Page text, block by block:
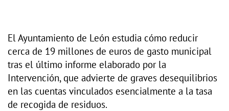
El Ayuntamiento de León estudia cómo reducir
cerca de 19 millones de euros de gasto municipal
tras el último informe elaborado por la
Intervención, que advierte de graves desequilibrios
en las cuentas vinculados esencialmente a la tasa
de recogida de residuos.